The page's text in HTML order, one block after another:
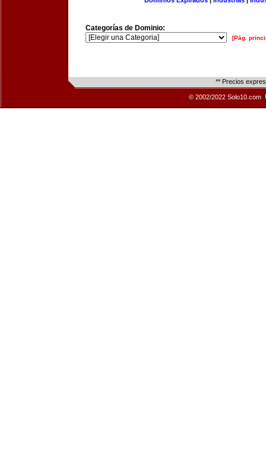
Categorías de Dominio:
[Pág.
** Precios
© 2002/2022 Solo10.com